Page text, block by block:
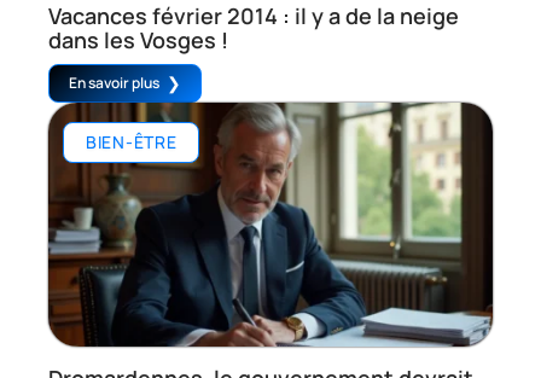
Vacances février 2014 : il y a de la neige
dans les Vosges !
En savoir plus
BIEN-ÊTRE